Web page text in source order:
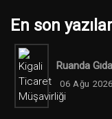
En son yazılar
Ruanda
06 Ağu 2026